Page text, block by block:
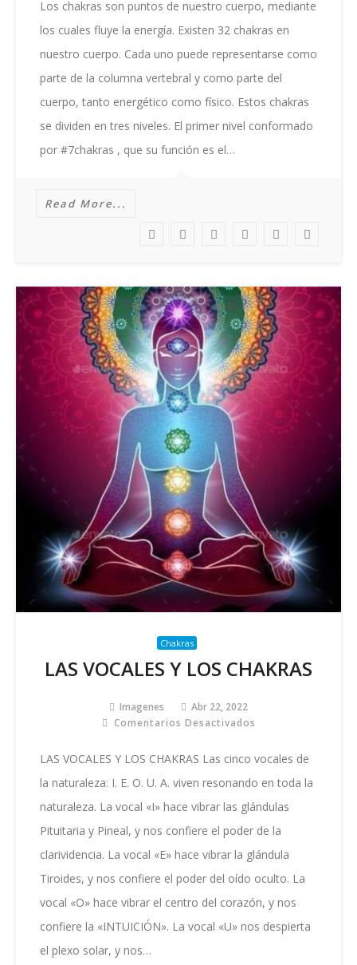
VERTEBRAL
Los chakras son puntos de nuestro cuerpo, mediante
los cuales fluye la energía. Existen 32 chakras en
nuestro cuerpo. Cada uno puede representarse como
parte de la columna vertebral y como parte del
cuerpo, tanto energético como físico. Estos chakras
se dividen en tres niveles. El primer nivel conformado
por #7chakras , que su función es el…
Read More...
Chakras
LAS VOCALES Y LOS CHAKRAS
Imagenes
Abr 22, 2022
Comentarios Desactivados
VOCALES
LOS
CHAKRAS
LAS VOCALES Y LOS CHAKRAS Las cinco vocales de
la naturaleza: I. E. O. U. A. viven resonando en toda la
naturaleza. La vocal «I» hace vibrar las glándulas
Pituitaria y Pineal, y nos confiere el poder de la
clarividencia. La vocal «E» hace vibrar la glándula
Tiroides, y nos confiere el poder del oído oculto. La
vocal «O» hace vibrar el centro del corazón, y nos
confiere la «INTUICIÓN». La vocal «U» nos despierta
el plexo solar, y nos…